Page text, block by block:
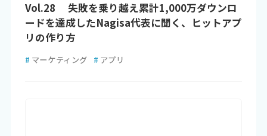
Vol.28 失敗を乗り越え累計1,000万ダウンロ
ードを達成したNagisa代表に聞く、ヒットアプ
リの作り方
# マーケティング # アプリ